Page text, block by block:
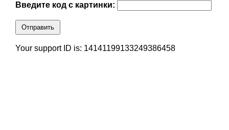
Введите код с картинки:
Отправить
Your support ID is: 14141199133249386458